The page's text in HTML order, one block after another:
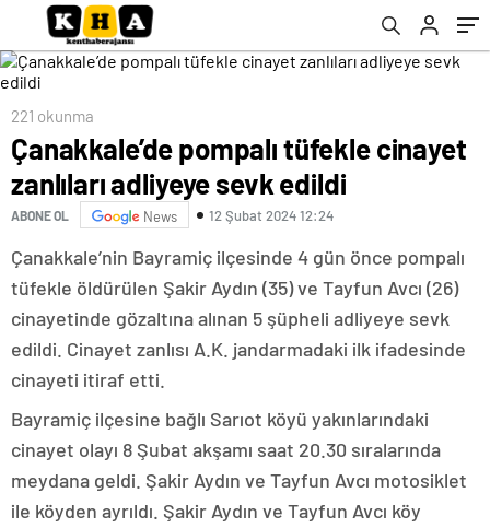
221 okunma
Çanakkale’de pompalı tüfekle cinayet
zanlıları adliyeye sevk edildi
ABONE OL News 12 Şubat 2024 12:24
Çanakkale’nin Bayramiç ilçesinde 4 gün önce pompalı
tüfekle öldürülen Şakir Aydın (35) ve Tayfun Avcı (26)
cinayetinde gözaltına alınan 5 şüpheli adliyeye sevk
edildi. Cinayet zanlısı A.K. jandarmadaki ilk ifadesinde
cinayeti itiraf etti.
Bayramiç ilçesine bağlı Sarıot köyü yakınlarındaki
cinayet olayı 8 Şubat akşamı saat 20.30 sıralarında
meydana geldi. Şakir Aydın ve Tayfun Avcı motosiklet
ile köyden ayrıldı. Şakir Aydın ve Tayfun Avcı köy